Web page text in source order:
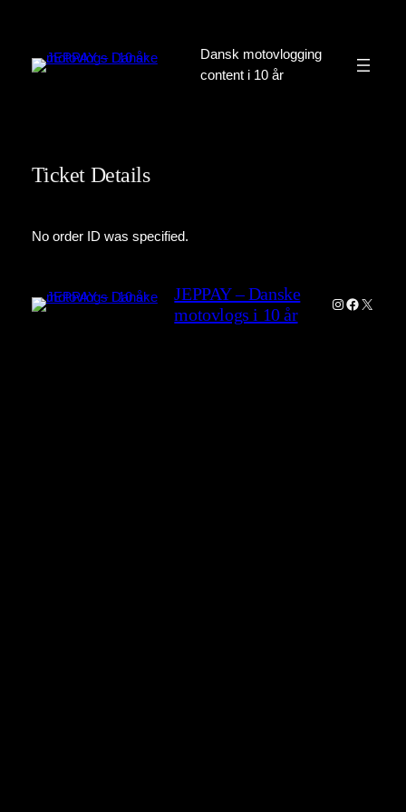
indhold
Dansk motovlogging
content i 10 år
Ticket Details
No order ID was specified.
JEPPAY – Danske
motovlogs i 10 år
Instagram
X